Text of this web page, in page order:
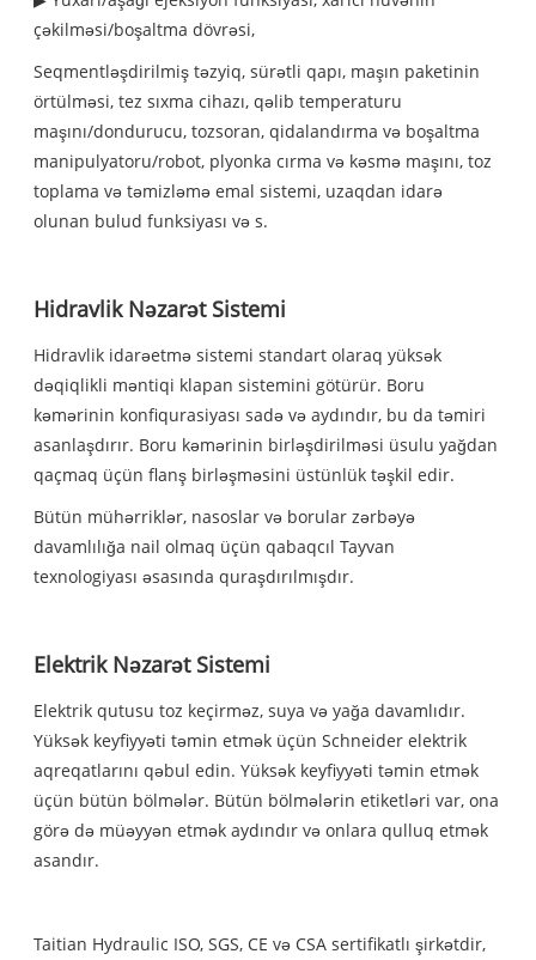
çəkilməsi/boşaltma dövrəsi,
Seqmentləşdirilmiş təzyiq, sürətli qapı, maşın paketinin
örtülməsi, tez sıxma cihazı, qəlib temperaturu
maşını/dondurucu, tozsoran, qidalandırma və boşaltma
manipulyatoru/robot, plyonka cırma və kəsmə maşını, toz
toplama və təmizləmə emal sistemi, uzaqdan idarə
olunan bulud funksiyası və s.
Hidravlik Nəzarət Sistemi
Hidravlik idarəetmə sistemi standart olaraq yüksək
dəqiqlikli məntiqi klapan sistemini götürür. Boru
kəmərinin konfiqurasiyası sadə və aydındır, bu da təmiri
asanlaşdırır. Boru kəmərinin birləşdirilməsi üsulu yağdan
qaçmaq üçün flanş birləşməsini üstünlük təşkil edir.
Bütün mühərriklər, nasoslar və borular zərbəyə
davamlılığa nail olmaq üçün qabaqcıl Tayvan
texnologiyası əsasında quraşdırılmışdır.
Elektrik Nəzarət Sistemi
Elektrik qutusu toz keçirməz, suya və yağa davamlıdır.
Yüksək keyfiyyəti təmin etmək üçün Schneider elektrik
aqreqatlarını qəbul edin. Yüksək keyfiyyəti təmin etmək
üçün bütün bölmələr. Bütün bölmələrin etiketləri var, ona
görə də müəyyən etmək aydındır və onlara qulluq etmək
asandır.
Taitian Hydraulic ISO, SGS, CE və CSA sertifikatlı şirkətdir,